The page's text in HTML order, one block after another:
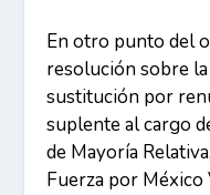
En otro punto del
resolución sobre
sustitución por
suplente al cargo
de Mayoría
Fuerza por México